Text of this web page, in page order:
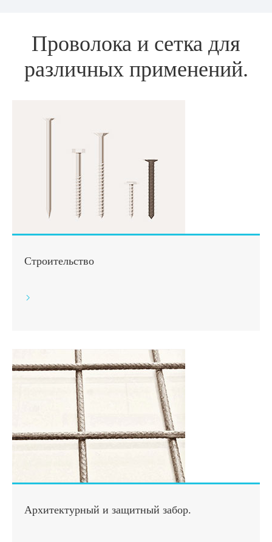
Проволока и сетка для
различных применений.
Строительство

Архитектурный и защитный забор.